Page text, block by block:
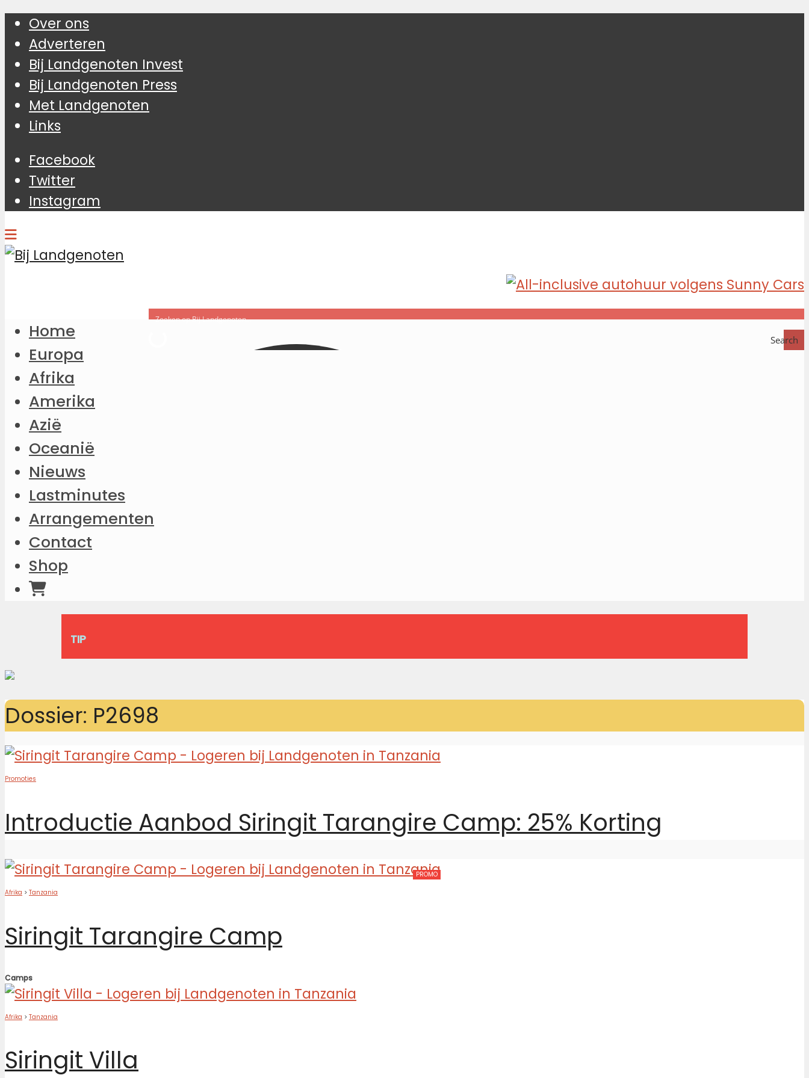
Over ons
Adverteren
Bij Landgenoten Invest
Bij Landgenoten Press
Met Landgenoten
Links
Facebook
Twitter
Instagram
Search
Home
Europa
Afrika
Amerika
Azië
Oceanië
Nieuws
Lastminutes
Arrangementen
Contact
Shop
TIP
Dossier: P2698
Promoties
Introductie Aanbod Siringit Tarangire Camp: 25% Korting
PROMO
Afrika > Tanzania
Siringit Tarangire Camp
Camps
Afrika > Tanzania
Siringit Villa